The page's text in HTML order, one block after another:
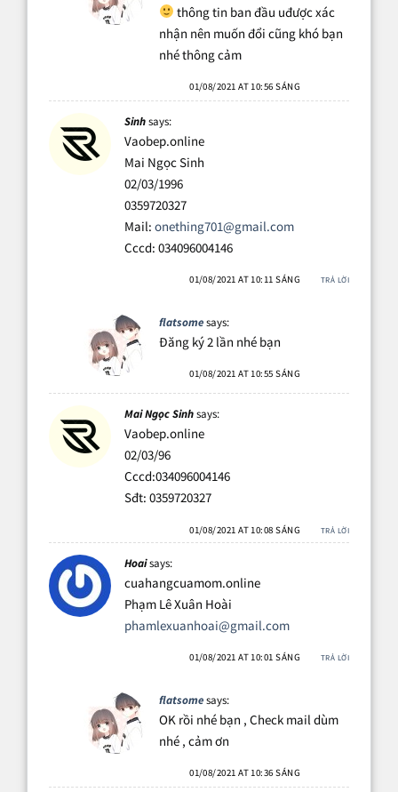
thông tin ban đầu uđược xác
nhận nên muốn đổi cũng khó bạn
nhé thông cảm
01/08/2021 AT 10:56 SÁNG
Sinhsays:
Vaobep.online
Mai Ngọc Sinh
02/03/1996
0359720327
Mail: onething701@gmail.com
Cccd: 034096004146
01/08/2021 AT 10:11 SÁNG TRẢ LỜI
flatsomesays:
Đăng ký 2 lần nhé bạn
01/08/2021 AT 10:55 SÁNG
Mai Ngọc Sinhsays:
Vaobep.online
02/03/96
Cccd:034096004146
Sđt: 0359720327
01/08/2021 AT 10:08 SÁNG TRẢ LỜI
Hoaisays:
cuahangcuamom.online
Phạm Lê Xuân Hoài
phamlexuanhoai@gmail.com
01/08/2021 AT 10:01 SÁNG TRẢ LỜI
flatsomesays:
OK rồi nhé bạn , Check mail dùm
nhé , cảm ơn
01/08/2021 AT 10:36 SÁNG